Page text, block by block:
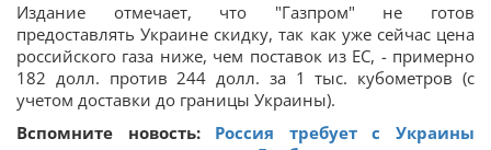
Издание отмечает, что "Газпром" не готов
предоставлять Украине скидку, так как уже сейчас цена
российского газа ниже, чем поставок из ЕС, - примерно
182 долл. против 244 долл. за 1 тыс. кубометров (с
учетом доставки до границы Украины).
Вспомните новость: Россия требует с Украины